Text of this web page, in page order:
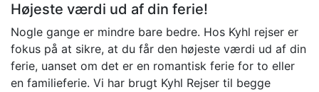
Højeste værdi ud af din ferie!
Nogle gange er mindre bare bedre. Hos Kyhl rejser er
fokus på at sikre, at du får den højeste værdi ud af din
ferie, uanset om det er en romantisk ferie for to eller
en familieferie. Vi har brugt Kyhl Rejser til begge